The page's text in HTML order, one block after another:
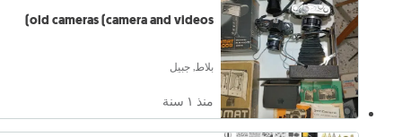
old cameras (camera and videos)
بلاط, جبيل
منذ ١ سنة